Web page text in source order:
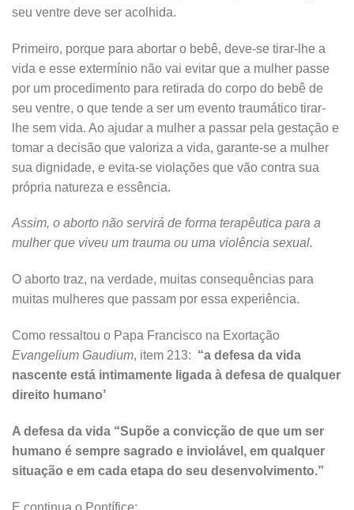
seu ventre deve ser acolhida.
Primeiro, porque para abortar o bebê, deve-se tirar-lhe a
vida e esse extermínio não vai evitar que a mulher passe
por um procedimento para retirada do corpo do bebê de
seu ventre, o que tende a ser um evento traumático tirar-
lhe sem vida. Ao ajudar a mulher a passar pela gestação e
tomar a decisão que valoriza a vida, garante-se a mulher
sua dignidade, e evita-se violações que vão contra sua
própria natureza e essência.
Assim, o aborto não servirá de forma terapêutica para a
mulher que viveu um trauma ou uma violência sexual.
O aborto traz, na verdade, muitas consequências para
muitas mulheres que passam por essa experiência.
Como ressaltou o Papa Francisco na Exortação
Evangelium Gaudium, item 213: “a defesa da vida
nascente está intimamente ligada à defesa de qualquer
direito humano’
A defesa da vida “Supõe a convicção de que um ser
humano é sempre sagrado e inviolável, em qualquer
situação e em cada etapa do seu desenvolvimento.”
E continua o Pontífice: